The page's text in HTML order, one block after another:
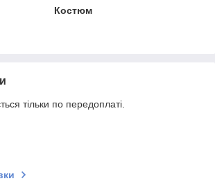
Костюм
тільки по передоплаті.